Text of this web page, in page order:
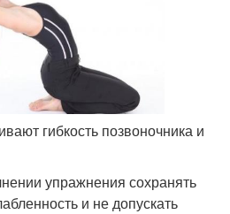
гибкость позвоночника и
упражнения сохранять
и не допускать